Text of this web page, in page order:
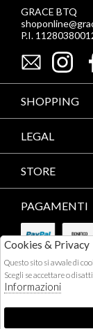
GRACE BTQ
P.I.
SHOPPING
LEGAL
STORE
PAGAMENTI
CORRIERI
Cookies & Privacy
Questo sito si avvale di
Scegli se accettare o
Informazioni